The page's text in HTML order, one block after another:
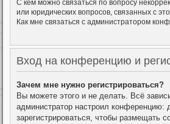
С кем можно связаться по вопросу
или юридических вопросов, связанных с
Как мне связаться с администратором
Вход на конференцию и
Зачем мне нужно регистрироваться?
Вы можете этого и не делать. Всё
администратор настроил
зарегистрироваться, чтобы размещать